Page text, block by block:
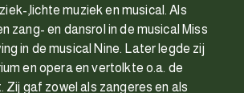
,lichte muziek en musical. Als
zang- en dansrol in de musical Miss
in de musical Nine. Later legde zij
en opera en vertolkte o.a. de
Zij gaf zowel als zangeres en als